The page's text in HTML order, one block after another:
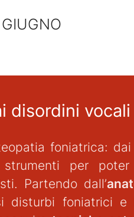
disordini
foniatrica:
per poter
Partendo dall’
disturbi foniatrici e